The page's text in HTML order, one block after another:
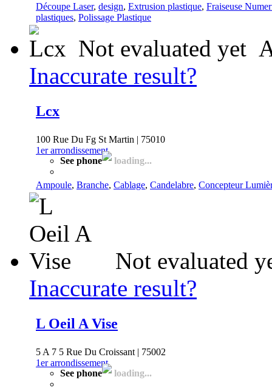
Découpe Laser, design, Extrusion plastique, Fraiseuse
plastiques, Polissage Plastique
Not evaluated yet
Inaccurate result?
Lcx
100 Rue Du Fg St Martin | 75010
1er arrondissement
See phone
loading...
Ampoule, Branche, Cablage, Candelabre, Concepteur
Not evaluated
Inaccurate result?
L Oeil A Vise
5 A 7 5 Rue Du Croissant | 75002
1er arrondissement
See phone
loading...